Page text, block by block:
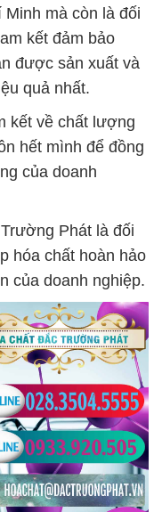
Minh mà còn là đối
kết đảm bảo
được sản xuất và
quả nhất.
kết về chất lượng
hết mình để đồng
của doanh
Phát là đối
hóa chất hoàn hảo
của doanh nghiệp.